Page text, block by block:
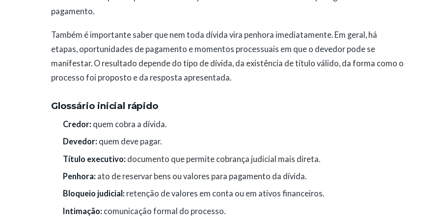
pagamento.
Também é importante saber que nem toda dívida vira penhora imediatamente. Em geral, há
etapas, oportunidades de pagamento e momentos processuais em que o devedor pode se
manifestar. O resultado depende do tipo de dívida, da existência de título válido, da forma como o
processo foi proposto e da resposta apresentada.
Glossário inicial rápido
Credor: quem cobra a dívida.
Devedor: quem deve pagar.
Título executivo: documento que permite cobrança judicial mais direta.
Penhora: ato de reservar bens ou valores para pagamento da dívida.
Bloqueio judicial: retenção de valores em conta ou em ativos financeiros.
Intimação: comunicação formal do processo.